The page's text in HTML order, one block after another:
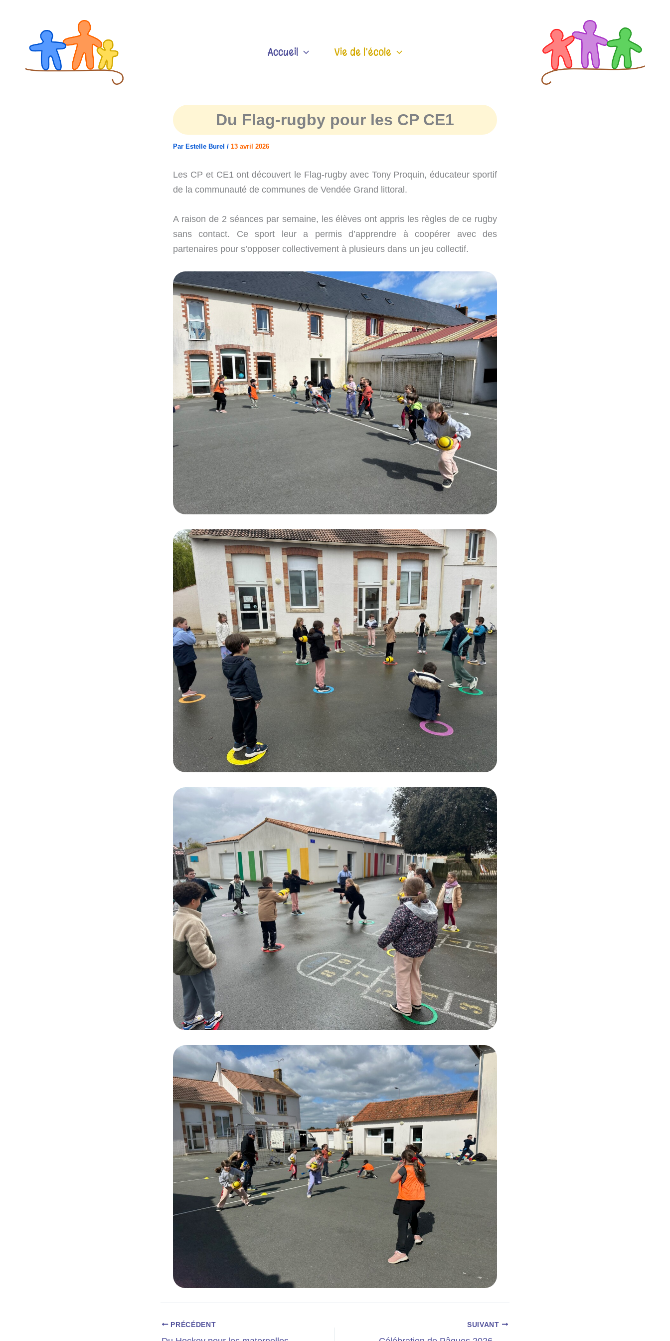
Accueil Vie de l’école
Du Flag-rugby pour les CP CE1
Par Estelle Burel / 13 avril 2026
Les CP et CE1 ont découvert le Flag-rugby avec Tony Proquin, éducateur sportif
de la communauté de communes de Vendée Grand littoral.
A raison de 2 séances par semaine, les élèves ont appris les règles de ce rugby
sans contact. Ce sport leur a permis d’apprendre à coopérer avec des
partenaires pour s’opposer collectivement à plusieurs dans un jeu collectif.
PRÉCÉDENT SUIVANT